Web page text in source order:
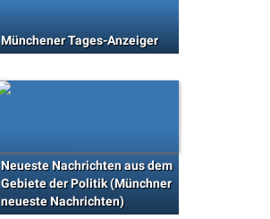
Münchener Tages-Anzeiger
Neueste Nachrichten aus dem
Gebiete der Politik (Münchner
neueste Nachrichten)